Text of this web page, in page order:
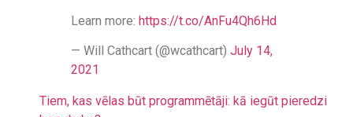
Learn more: https://t.co/AnFu4Qh6Hd
— Will Cathcart (@wcathcart) July 14,
2021
Tiem, kas vēlas būt programmētāji: kā iegūt pieredzi